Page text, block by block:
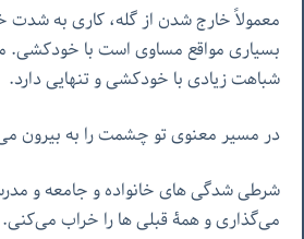
معمولاً خارج شدن از گله، کاری به
بسیاری مواقع مساوی است با
شباهت زیادی با خودکشی و تنهایی دارد.
در مسیر معنوی تو چشمت را به بیرون
شرطی شدگی های خانواده و جامعه و
می‌گذاری و همۀ قبلی ها را خراب می‌کنی.